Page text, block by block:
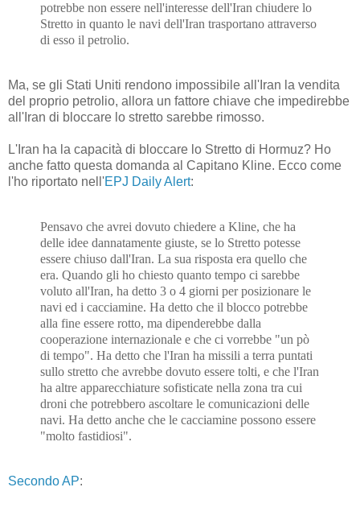
potrebbe non essere nell'interesse dell'Iran chiudere lo
Stretto in quanto le navi dell'Iran trasportano attraverso
di esso il petrolio.
Ma, se gli Stati Uniti rendono impossibile all'Iran la vendita
del proprio petrolio, allora un fattore chiave che impedirebbe
all'Iran di bloccare lo stretto sarebbe rimosso.
L'Iran ha la capacità di bloccare lo Stretto di Hormuz? Ho
anche fatto questa domanda al Capitano Kline. Ecco come
l'ho riportato nell'EPJ Daily Alert:
Pensavo che avrei dovuto chiedere a Kline, che ha
delle idee dannatamente giuste, se lo Stretto potesse
essere chiuso dall'Iran. La sua risposta era quello che
era. Quando gli ho chiesto quanto tempo ci sarebbe
voluto all'Iran, ha detto 3 o 4 giorni per posizionare le
navi ed i cacciamine. Ha detto che il blocco potrebbe
alla fine essere rotto, ma dipenderebbe dalla
cooperazione internazionale e che ci vorrebbe "un pò
di tempo". Ha detto che l'Iran ha missili a terra puntati
sullo stretto che avrebbe dovuto essere tolti, e che l'Iran
ha altre apparecchiature sofisticate nella zona tra cui
droni che potrebbero ascoltare le comunicazioni delle
navi. Ha detto anche che le cacciamine possono essere
"molto fastidiosi".
Secondo AP: